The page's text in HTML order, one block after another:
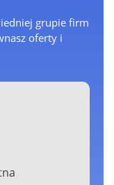
grupie firm
oferty i